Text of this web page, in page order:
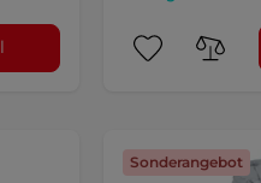
Sonderangebot